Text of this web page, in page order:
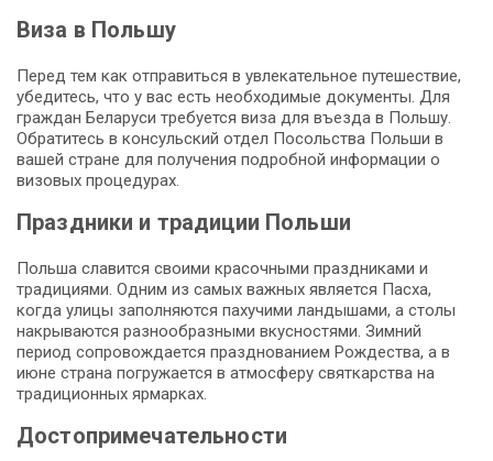
Виза в Польшу
Перед тем как отправиться в увлекательное путешествие,
убедитесь, что у вас есть необходимые документы. Для
граждан Беларуси требуется виза для въезда в Польшу.
Обратитесь в консульский отдел Посольства Польши в
вашей стране для получения подробной информации о
визовых процедурах.
Праздники и традиции Польши
Польша славится своими красочными праздниками и
традициями. Одним из самых важных является Пасха,
когда улицы заполняются пахучими ландышами, а столы
накрываются разнообразными вкусностями. Зимний
период сопровождается празднованием Рождества, а в
июне страна погружается в атмосферу святкарства на
традиционных ярмарках.
Достопримечательности